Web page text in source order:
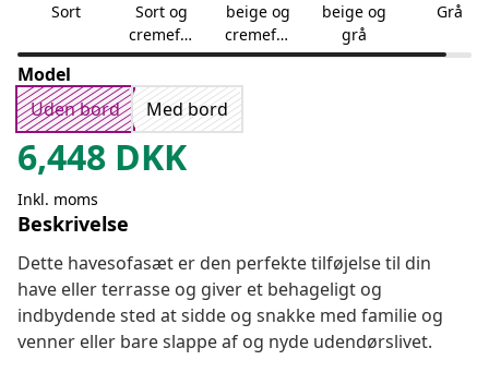
Sort
Sort og
cremefar
vet
beige og
cremefar
vet
beige og
grå
Grå
Model
Uden bord
Med bord
6,448 DKK
Inkl. moms
Beskrivelse
Dette havesofasæt er den perfekte tilføjelse til din
have eller terrasse og giver et behageligt og
indbydende sted at sidde og snakke med familie og
venner eller bare slappe af og nyde udendørslivet.